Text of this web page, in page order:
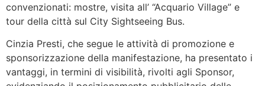
convenzionati: mostre, visita all’ “Acquario Village” e
tour della città sul City Sightseeing Bus.
Cinzia Presti, che segue le attività di promozione e
sponsorizzazione della manifestazione, ha presentato i
vantaggi, in termini di visibilità, rivolti agli Sponsor,